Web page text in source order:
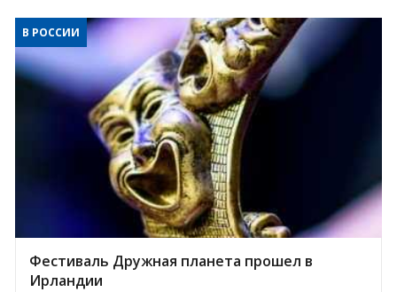
В РОССИИ
Фестиваль Дружная планета прошел в
Ирландии